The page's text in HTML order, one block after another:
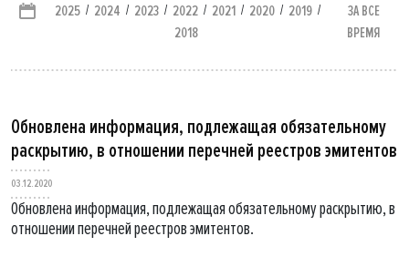
2025 / 2024 / 2023 / 2022 / 2021 / 2020 / 2019 /
2018
ЗА ВСЕ
ВРЕМЯ
Обновлена информация, подлежащая обязательному
раскрытию, в отношении перечней реестров эмитентов
03.12.2020
Обновлена информация, подлежащая обязательному раскрытию, в
отношении перечней реестров эмитентов.